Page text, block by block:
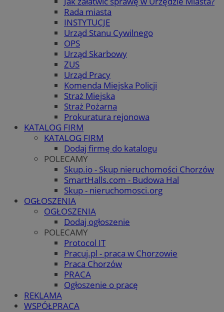
Rada miasta
INSTYTUCJE
Urząd Stanu Cywilnego
OPS
Urząd Skarbowy
ZUS
Urząd Pracy
Komenda Miejska Policji
Straż Miejska
Straż Pożarna
Prokuratura rejonowa
KATALOG FIRM
KATALOG FIRM
Dodaj firmę do katalogu
POLECAMY
Skup.io - Skup nieruchomości Chorzów
SmartHalls.com - Budowa Hal
Skup - nieruchomosci.org
OGŁOSZENIA
OGŁOSZENIA
Dodaj ogłoszenie
POLECAMY
Protocol IT
Pracuj.pl - praca w Chorzowie
Praca Chorzów
PRACA
Ogłoszenie o pracę
REKLAMA
WSPÓŁPRACA